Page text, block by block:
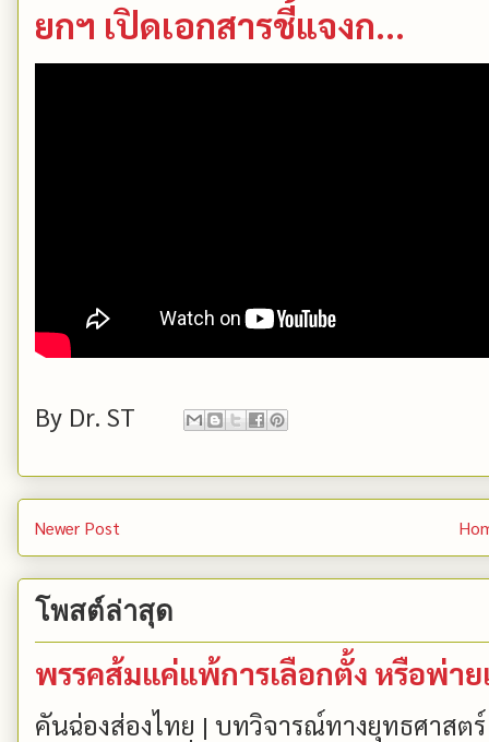
ยกฯ เปิดเอกสารชี้แจงก...
By Dr. ST
Newer Post
โพสต์ล่าสุด
พรรคส้มแค่แพ้การเลือกตั้ง หรือพ่า
คันฉ่องส่องไทย | บทวิจารณ์ทางยุทธศาสต